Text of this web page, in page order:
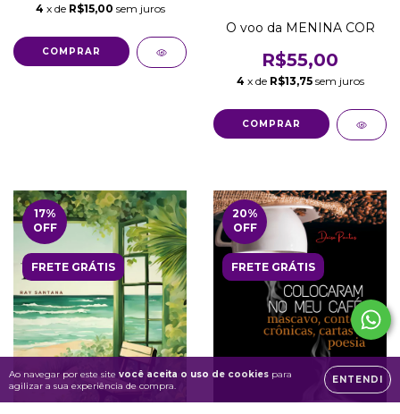
Ao navegar por este site você aceita o uso de cookies para
agilizar a sua experiência de compra.
ENTENDI
4 x de R$15,00 sem juros
O voo da MENINA COR
R$55,00
4 x de R$13,75 sem juros
17%
OFF
FRETE GRÁTIS
20%
OFF
FRETE GRÁTIS